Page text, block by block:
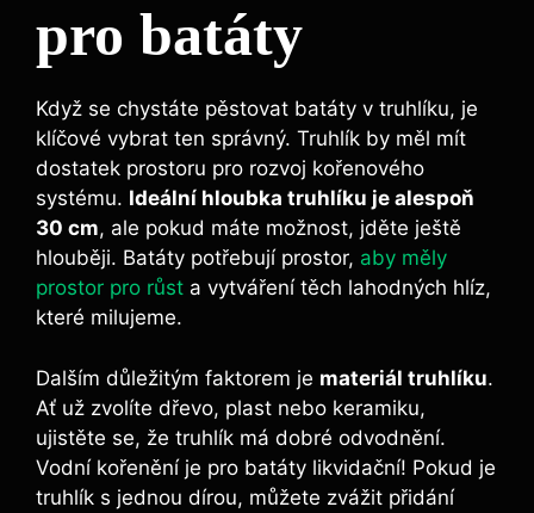
pro batáty
Když ‍se chystáte ⁢pěstovat batáty v ‍truhlíku, ‍je
⁣klíčové vybrat ten správný. Truhlík by měl mít
dostatek prostoru pro rozvoj kořenového
systému. Ideální hloubka truhlíku​ je alespoň
30 cm, ale pokud máte možnost, jděte ještě
hlouběji. Batáty potřebují​ prostor, aby měly
prostor pro růst a vytváření těch lahodných⁣ hlíz,
které milujeme.
Dalším důležitým faktorem je materiál truhlíku.‍
Ať ⁣už zvolíte‌ dřevo, plast nebo⁤ keramiku,
ujistěte se, že‍ truhlík ⁣má dobré odvodnění.
Vodní ‌kořenění je pro batáty⁢ likvidační! Pokud je‍
truhlík⁣ s ⁢jednou dírou, ‌můžete⁤ zvážit přidání